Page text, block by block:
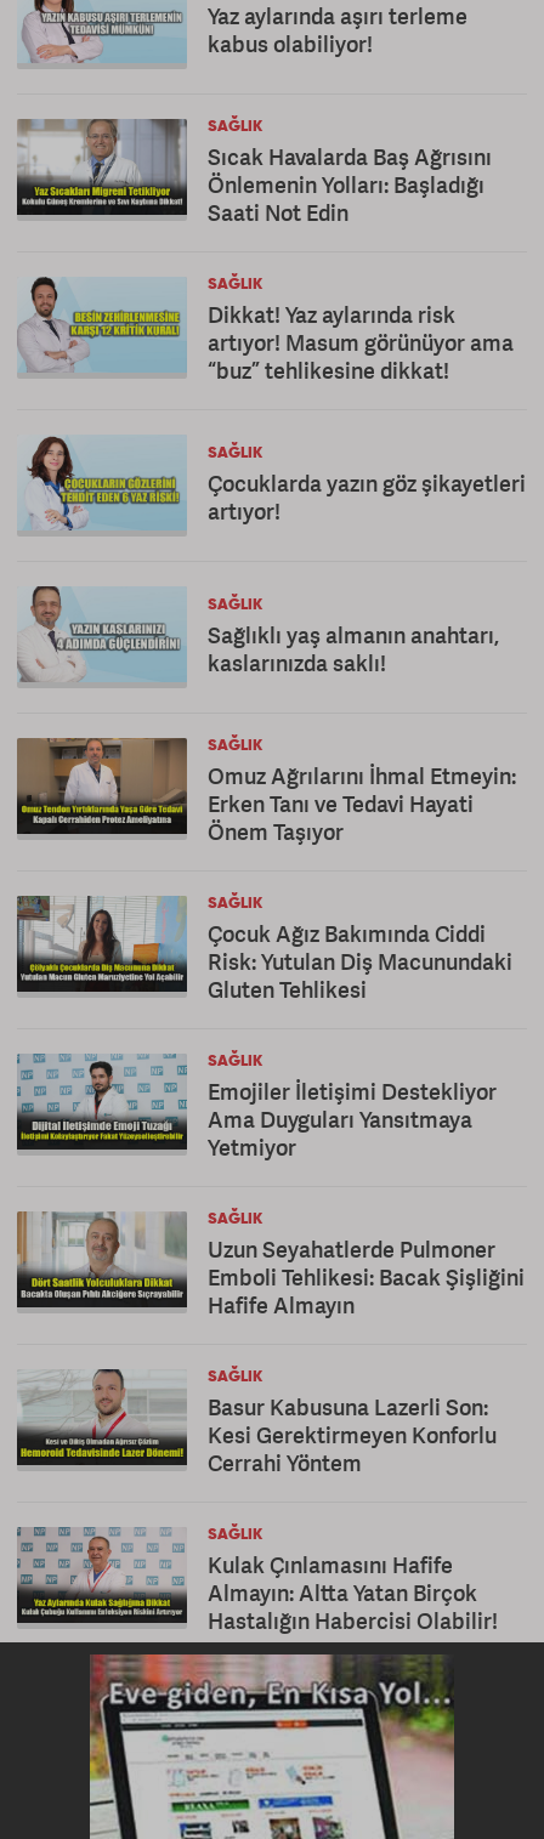
Yaz aylarında aşırı terleme
kabus olabiliyor!
SAĞLIK
Sıcak Havalarda Baş Ağrısını
Önlemenin Yolları: Başladığı
Saati Not Edin
SAĞLIK
Dikkat! Yaz aylarında risk
artıyor! Masum görünüyor ama
“buz” tehlikesine dikkat!
SAĞLIK
Çocuklarda yazın göz şikayetleri
artıyor!
SAĞLIK
Sağlıklı yaş almanın anahtarı,
kaslarınızda saklı!
SAĞLIK
Omuz Ağrılarını İhmal Etmeyin:
Erken Tanı ve Tedavi Hayati
Önem Taşıyor
SAĞLIK
Çocuk Ağız Bakımında Ciddi
Risk: Yutulan Diş Macunundaki
Gluten Tehlikesi
SAĞLIK
Emojiler İletişimi Destekliyor
Ama Duyguları Yansıtmaya
Yetmiyor
SAĞLIK
Uzun Seyahatlerde Pulmoner
Emboli Tehlikesi: Bacak Şişliğini
Hafife Almayın
SAĞLIK
Basur Kabusuna Lazerli Son:
Kesi Gerektirmeyen Konforlu
Cerrahi Yöntem
SAĞLIK
Kulak Çınlamasını Hafife
Almayın: Altta Yatan Birçok
Hastalığın Habercisi Olabilir!